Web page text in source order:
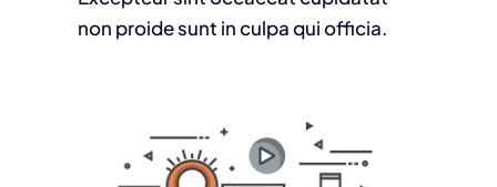
non proide sunt in culpa qui officia.